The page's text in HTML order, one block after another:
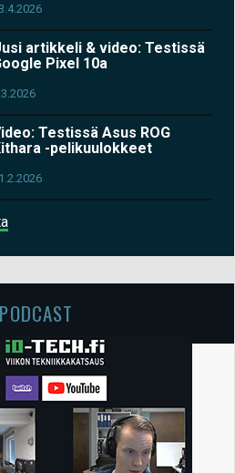
artikkeli & video: Testissä
Pixel 10a
Testissä Asus ROG
-pelikuulokkeet